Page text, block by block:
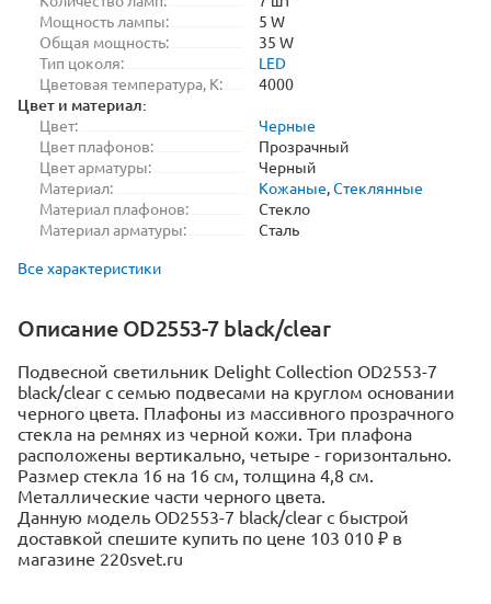
Мощность лампы:
5 W
Общая мощность:
35 W
Тип цоколя:
LED
Цветовая температура, K:
4000
Цвет и материал:
Цвет:
Черные
Цвет плафонов:
Прозрачный
Цвет арматуры:
Черный
Материал:
Кожаные,Стеклянные
Материал плафонов:
Стекло
Материал арматуры:
Сталь
Все характеристики
Описание OD2553-7 black/clear
Подвесной светильник Delight Collection OD2553-7
black/clear с семью подвесами на круглом основании
черного цвета. Плафоны из массивного прозрачного
стекла на ремнях из черной кожи. Три плафона
расположены вертикально, четыре - горизонтально.
Размер стекла 16 на 16 см, толщина 4,8 см.
Металлические части черного цвета.
Данную модель OD2553-7 black/clear с быстрой
доставкой спешите купить по цене 103 010 ₽ в
магазине 220svet.ru